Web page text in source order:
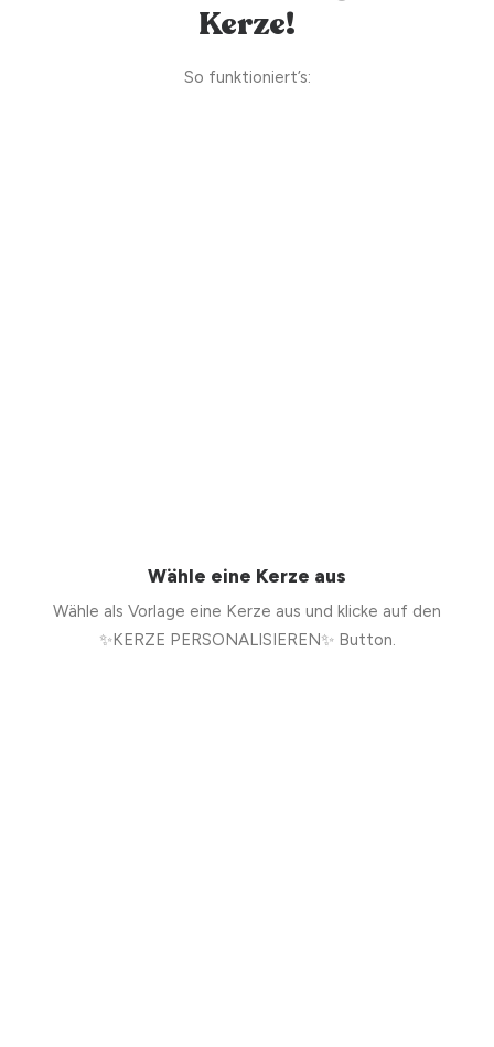
Kerze!
So funktioniert’s:
Wähle eine Kerze aus
Wähle als Vorlage eine Kerze aus und klicke auf den
✨KERZE PERSONALISIEREN✨ Button.